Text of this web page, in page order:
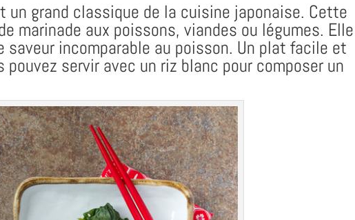
un grand classique de la cuisine japonaise. Cette
marinade aux poissons, viandes ou légumes. Elle
saveur incomparable au poisson. Un plat facile et
pouvez servir avec un riz blanc pour composer un